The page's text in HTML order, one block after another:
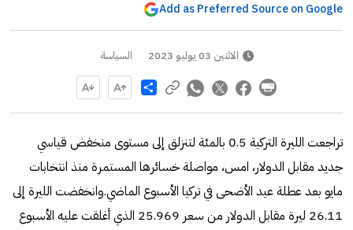
Add as Preferred Source on Google
الاثنين 03 يوليو 2023 السياسة
Share
تراجعت الليرة التركية 0.5 بالمئة لتنزلق إلى مستوى منخفض قياسي
جديد مقابل الدولار، امس، مواصلة خسائرها المستمرة منذ انتخابات
مايو بعد عطلة عيد الأضحى في تركيا الأسبوع الماضي.وانخفضت الليرة إلى
26.11 ليرة مقابل الدولار من سعر 25.969 الذي أغلقت عليه الأسبوع